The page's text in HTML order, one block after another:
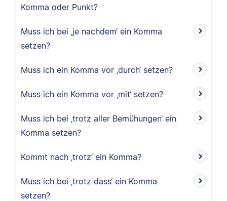
Komma oder Punkt?
Muss ich bei ‚je nachdem‘ ein Komma
setzen?
Muss ich ein Komma vor ‚durch‘ setzen?
Muss ich ein Komma vor ‚mit‘ setzen?
Muss ich bei ‚trotz aller Bemühungen‘ ein
Komma setzen?
Kommt nach ‚trotz‘ ein Komma?
Muss ich bei ‚trotz dass‘ ein Komma
setzen?